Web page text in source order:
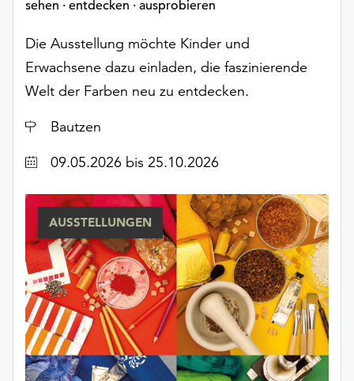
sehen · entdecken · ausprobieren
Die Ausstellung möchte Kinder und
Erwachsene dazu einladen, die faszinierende
Welt der Farben neu zu entdecken.
Ort
Bautzen
Datum09.05.2026 bis 25.10.2026
AUSSTELLUNGEN